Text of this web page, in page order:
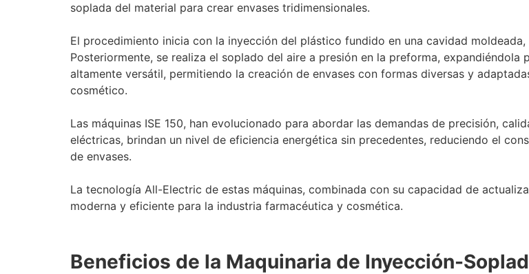
soplada del material para crear envases tridimensionales.
El procedimiento inicia con la inyección del plástico fundido en una cavidad
Posteriormente, se realiza el soplado del aire a presión en la preforma,
altamente versátil, permitiendo la creación de envases con formas diversas y
cosmético.
Las máquinas ISE 150, han evolucionado para abordar las demandas de precisión,
eléctricas, brindan un nivel de eficiencia energética sin precedentes, reduciendo el
de envases.
La tecnología All-Electric de estas máquinas, combinada con su capacidad de
moderna y eficiente para la industria farmacéutica y cosmética.
Beneficios de la Maquinaria de Inyección-